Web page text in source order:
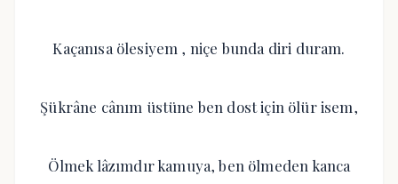
Kaçanısa ölesiyem , niçe bunda diri duram.
Şükrâne cânım üstüne ben dost için ölür isem,
Ölmek lâzımdır kamuya, ben ölmeden kanca